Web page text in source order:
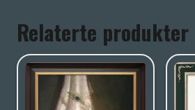
Relaterte produkter